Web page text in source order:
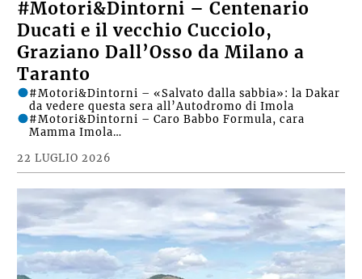
#Motori&Dintorni – Centenario
Ducati e il vecchio Cucciolo,
Graziano Dall’Osso da Milano a
Taranto
22 LUGLIO 2026
#Motori&Dintorni – «Salvato dalla sabbia»: la Dakar
da vedere questa sera all’Autodromo di Imola
#Motori&Dintorni – Caro Babbo Formula, cara
Mamma Imola…